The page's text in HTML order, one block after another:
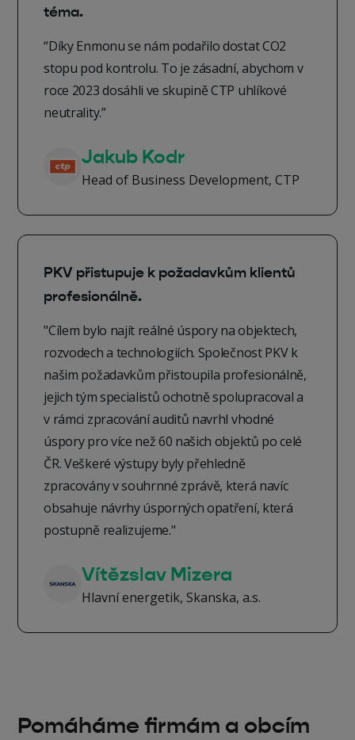
téma.
“Díky Enmonu se nám podařilo dostat CO2
stopu pod kontrolu. To je zásadní, abychom v
roce 2023 dosáhli ve skupině CTP uhlíkové
neutrality.”
Jakub Kodr
Head of Business Development, CTP
PKV přistupuje k požadavkům klientů
profesionálně.
"Cílem bylo najít reálné úspory na objektech,
rozvodech a technologiích. Společnost PKV k
našim požadavkům přistoupila profesionálně,
jejich tým specialistů ochotně spolupracoval a
v rámci zpracování auditů navrhl vhodné
úspory pro více než 60 našich objektů po celé
ČR. Veškeré výstupy byly přehledně
zpracovány v souhrnné zprávě, která navíc
obsahuje návrhy úsporných opatření, která
postupně realizujeme."
Vítězslav Mizera
Hlavní energetik, Skanska, a.s.
Pomáháme firmám a obcím